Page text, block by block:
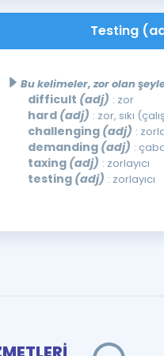
Testing
Bu kelimeler, zor olan
difficult (adj) : zor
hard (adj) : zor, sıkı
challenging (adj) :
demanding (adj) :
taxing (adj) : zorlayıcı
testing (adj) : zorlayıcı